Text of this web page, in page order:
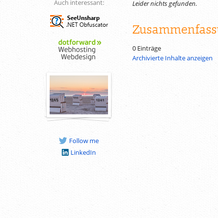
Auch interessant:
Follow me
LinkedIn
Leider nichts gefunden.
0 Einträge
Archivierte Inhalte anzeigen